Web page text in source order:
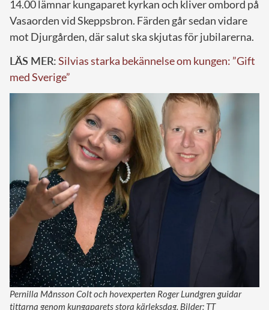
14.00 lämnar kungaparet kyrkan och kliver ombord på
Vasaorden vid Skeppsbron. Färden går sedan vidare
mot Djurgården, där salut ska skjutas för jubilarerna.
LÄS MER:Silvias starka bekännelse om kungen: ”Gift
med Sverige”
Pernilla Månsson Colt och hovexperten Roger Lundgren guidar
tittarna genom kungaparets stora kärleksdag. Bilder: TT